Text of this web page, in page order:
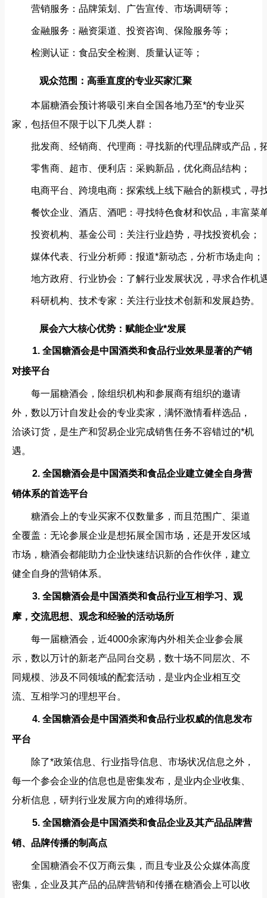
营销服务：品牌策划、广告宣传、市场调研等；
金融服务：融资渠道、投资咨询、保险服务等；
检测认证：食品安全检测、质量认证等；
观众范围：高垂直度的专业买家汇聚
本届糖酒会预计将吸引来自全国各地乃至*的专业买
家，包括但不限于以下几类人群：
批发商、经销商、代理商：寻找新的代理品牌或产品，
零售商、超市、便利店：采购新品，优化商品结构；
电商平台、跨境电商：探索线上线下融合的新模式，寻
餐饮企业、酒店、酒吧：寻找特色食材和饮品，丰富菜
投资机构、基金公司：关注行业趋势，寻找投资机会；
媒体代表、行业分析师：报道*新动态，分析市场走向；
地方政府、行业协会：了解行业发展状况，寻求合作机
科研机构、技术专家：关注行业技术创新和发展趋势。
展会六大核心优势：赋能企业*发展
1. 全国糖酒会是中国酒类和食品行业效果显著的产销
对接平台
每一届糖酒会，除组织机构和参展商有组织的邀请
外，数以万计自发赴会的专业卖家，满怀激情看样选品，
洽谈订货，是生产和贸易企业完成销售任务不容错过的*机
遇。
2. 全国糖酒会是中国酒类和食品企业建立健全自身营
销体系的首选平台
糖酒会上的专业买家不仅数量多，而且范围广、渠道
全覆盖：无论参展企业是想拓展全国市场，还是开发区域
市场，糖酒会都能助力企业快速结识新的合作伙伴，建立
健全自身的营销体系。
3. 全国糖酒会是中国酒类和食品行业互相学习、观
摩，交流思想、观念和经验的活动场所
每一届糖酒会，近4000余家海内外相关企业参会展
示，数以万计的新老产品同台交易，数十场不同层次、不
同规模、涉及不同领域的配套活动，是业内企业相互交
流、互相学习的理想平台。
4. 全国糖酒会是中国酒类和食品行业权威的信息发布
平台
除了*政策信息、行业指导信息、市场状况信息之外，
每一个参会企业的信息也是密集发布，是业内企业收集、
分析信息，研判行业发展方向的难得场所。
5. 全国糖酒会是中国酒类和食品企业及其产品品牌营
销、品牌传播的制高点
全国糖酒会不仅万商云集，而且专业及公众媒体高度
密集，企业及其产品的品牌营销和传播在糖酒会上可以收